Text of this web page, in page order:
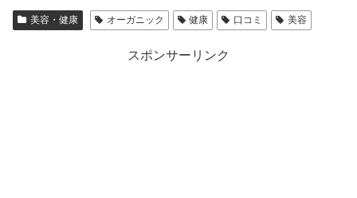
美容・健康 オーガニック 健康 口コミ 美容
スポンサーリンク